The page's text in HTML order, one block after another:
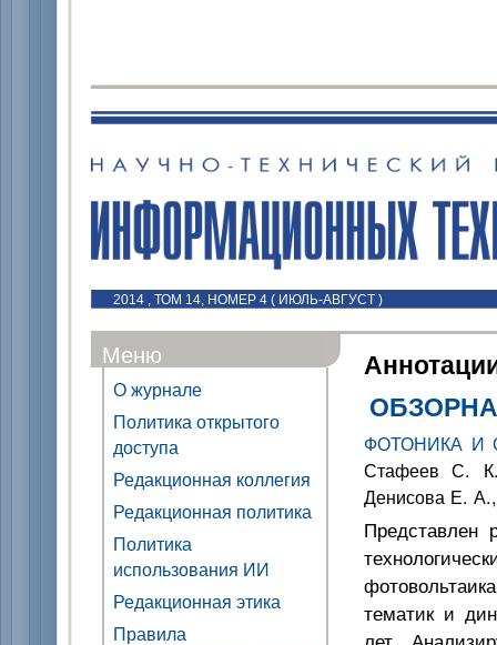
2014 , ТОМ 14, НОМЕР 4 ( ИЮЛЬ-АВГУСТ )
Меню
О журнале
Политика открытого
доступа
Редакционная коллегия
Редакционная политика
Политика
использования ИИ
Редакционная этика
Правила
ФОТОНИКА И
Стафеев С.
Денисова Е.
Представлен
тематик и